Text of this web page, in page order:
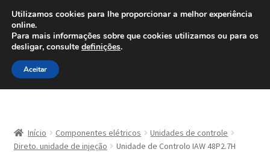
ENVIO a partir de 7 EUR
Ligue para 800 500 626 diariamente
Ir
para
a
Saltar
para
o
Carrinho
Início Componentes elétricos
Unidades de controle
Direto. unidade de injeção
Unidade de Controlo IAW 48P2.7H
Utilizamos cookies para lhe proporcionar a melhor experiência
online.
Para mais informações sobre que cookies utilizamos ou para os
desligar, consulte definições.
Aceitar